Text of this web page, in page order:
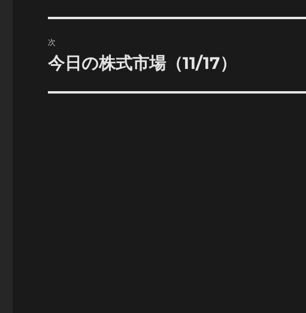
ゲ
投
稿:
次
次
投
今日の株式市場（11/17）